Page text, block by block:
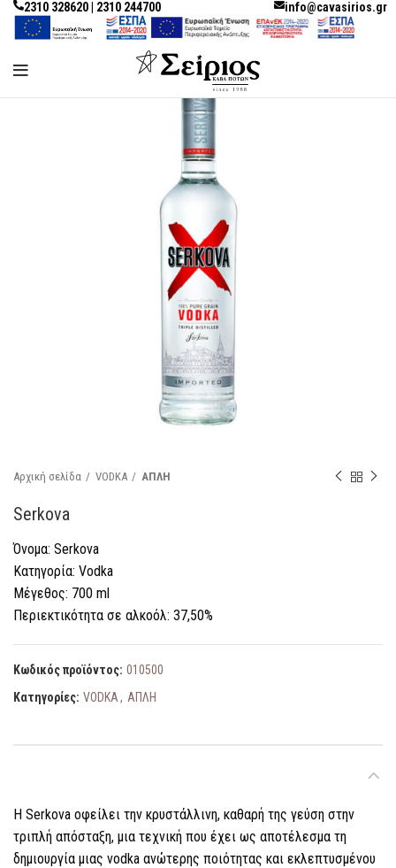
2310 328620 | 2310 244700 info@cavasirios.gr
Αρχική σελίδα VODKA ΑΠΛΗ
Serkova
Όνομα: Serkova
Κατηγορία: Vodka
Μέγεθος: 700 ml
Περιεκτικότητα σε αλκοόλ: 37,50%
Κωδικός προϊόντος: 010500
Κατηγορίες: VODKA, ΑΠΛΗ
Η Serkova οφείλει την κρυστάλλινη, καθαρή της γεύση στην
τριπλή απόσταξη, μια τεχνική που έχει ως αποτέλεσμα τη
δημιουργία μιας vodka ανώτερης ποιότητας και εκλεπτυσμένου